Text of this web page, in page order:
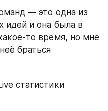
— это одна из
идей и она была в
то время, но мне
браться
статистики